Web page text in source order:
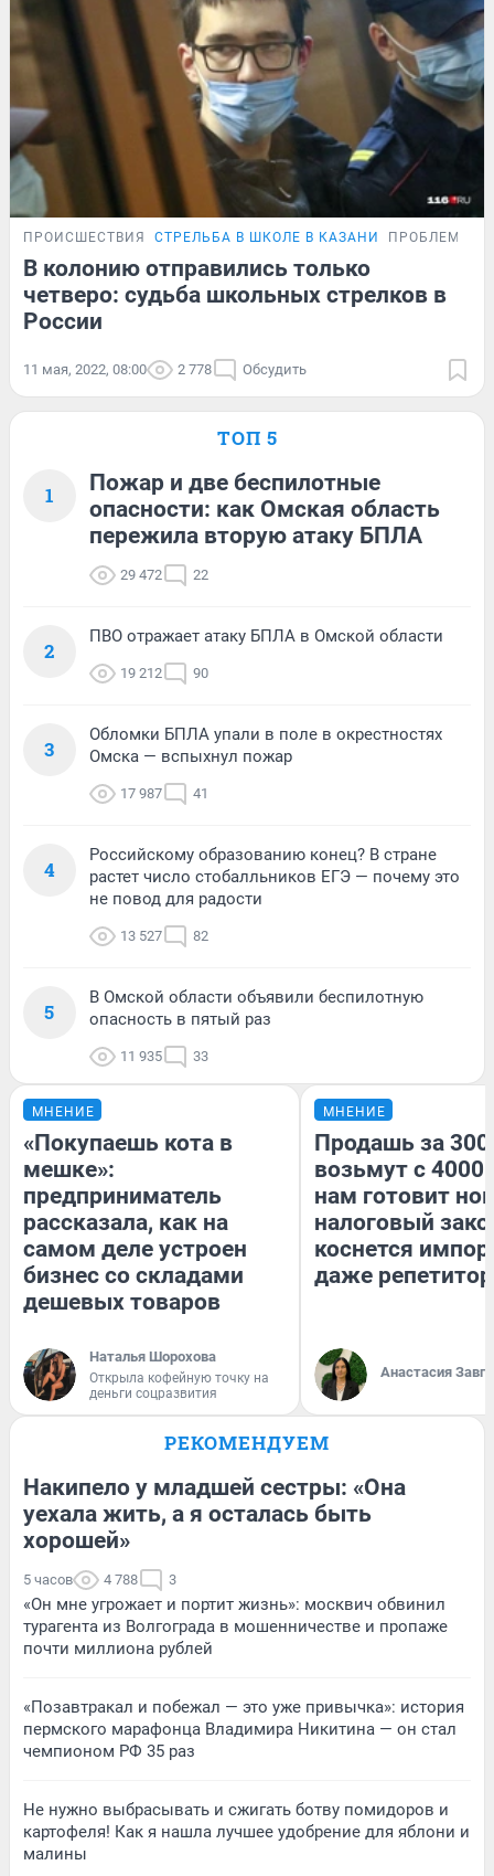
ПРОИСШЕСТВИЯ СТРЕЛЬБА В ШКОЛЕ В КАЗАНИ ПРОБЛЕМА
В колонию отправились только
четверо: судьба школьных стрелков в
России
11 мая, 2022, 08:00 2 778 Обсудить
ТОП 5
1
Пожар и две беспилотные
опасности: как Омская область
пережила вторую атаку БПЛА
29 472 22
2
ПВО отражает атаку БПЛА в Омской области
19 212 90
3
Обломки БПЛА упали в поле в окрестностях
Омска — вспыхнул пожар
17 987 41
4
Российскому образованию конец? В стране
растет число стобалльников ЕГЭ — почему это
не повод для радости
13 527 82
5
В Омской области объявили беспилотную
опасность в пятый раз
11 935 33
МНЕНИЕ
«Покупаешь кота в
мешке»:
предприниматель
рассказала, как на
самом деле устроен
бизнес со складами
дешевых товаров
Наталья Шорохова
Открыла кофейную точку на
деньги соцразвития
МНЕНИЕ
Продашь за
возьмут с
нам готовит
налоговый
коснется
даже
Анастасия
РЕКОМЕНДУЕМ
Накипело у младшей сестры: «Она
уехала жить, а я осталась быть
хорошей»
5 часов 4 788 3
«Он мне угрожает и портит жизнь»: москвич обвинил
турагента из Волгограда в мошенничестве и пропаже
почти миллиона рублей
«Позавтракал и побежал — это уже привычка»: история
пермского марафонца Владимира Никитина — он стал
чемпионом РФ 35 раз
Не нужно выбрасывать и сжигать ботву помидоров и
картофеля! Как я нашла лучшее удобрение для яблони и
малины